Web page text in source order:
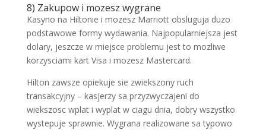
8) Zakupow i mozesz wygrane
Kasyno na Hiltonie i mozesz Marriott obsluguja duzo
podstawowe formy wydawania. Najpopularniejsza jest
dolary, jeszcze w miejsce problemu jest to mozliwe
korzysciami kart Visa i mozesz Mastercard.
Hilton zawsze opiekuje sie zwiekszony ruch
transakcyjny – kasjerzy sa przyzwyczajeni do
wiekszosc wplat i wyplat w ciagu dnia, dobry wszystko
wystepuje sprawnie. Wygrana realizowane sa typowo